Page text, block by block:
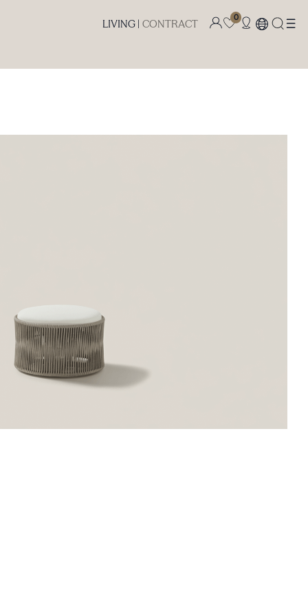
LIVING | CONTRACT
0